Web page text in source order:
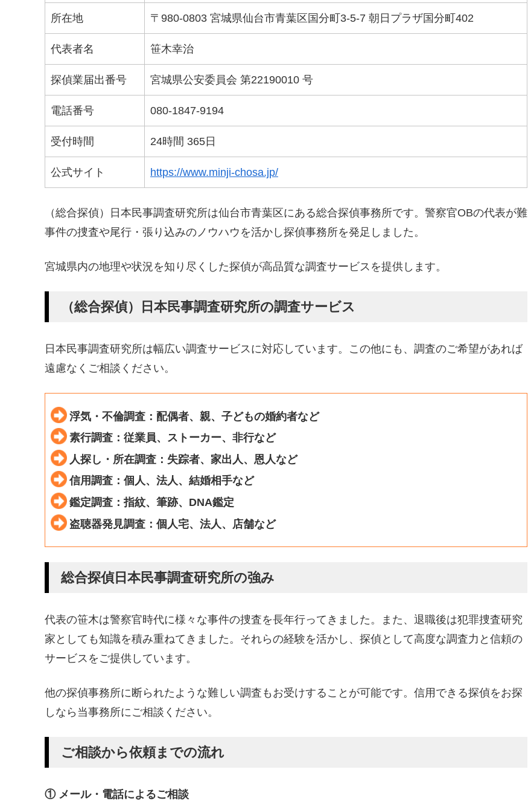
所在地 〒980-0803 宮城県仙台市青葉区国分町3-5-7 朝日プラザ国分町402
代表者名 笹木幸治
探偵業届出番号 宮城県公安委員会 第22190010 号
電話番号 080-1847-9194
受付時間 24時間 365日
公式サイト https://www.minji-chosa.jp/
（総合探偵）日本民事調査研究所は仙台市青葉区にある総合探偵事務所です。警察官OBの代表が難
事件の捜査や尾行・張り込みのノウハウを活かし探偵事務所を発足しました。
宮城県内の地理や状況を知り尽くした探偵が高品質な調査サービスを提供します。
（総合探偵）日本民事調査研究所の調査サービス
日本民事調査研究所は幅広い調査サービスに対応しています。この他にも、調査のご希望があれば
遠慮なくご相談ください。
浮気・不倫調査：配偶者、親、子どもの婚約者など
素行調査：従業員、ストーカー、非行など
人探し・所在調査：失踪者、家出人、恩人など
信用調査：個人、法人、結婚相手など
鑑定調査：指紋、筆跡、DNA鑑定
盗聴器発見調査：個人宅、法人、店舗など
総合探偵日本民事調査研究所の強み
代表の笹木は警察官時代に様々な事件の捜査を長年行ってきました。また、退職後は犯罪捜査研究
家としても知識を積み重ねてきました。それらの経験を活かし、探偵として高度な調査力と信頼の
サービスをご提供しています。
他の探偵事務所に断られたような難しい調査もお受けすることが可能です。信用できる探偵をお探
しなら当事務所にご相談ください。
ご相談から依頼までの流れ
① メール・電話によるご相談